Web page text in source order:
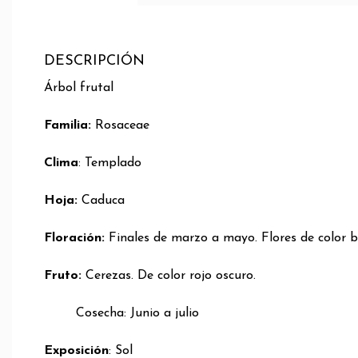
DESCRIPCIÓN
Árbol frutal
Familia: Rosaceae
Clima: Templado
Hoja: Caduca
Floración: Finales de marzo a mayo. Flores de color
Fruto: Cerezas. De color rojo oscuro.
Cosecha: Junio a julio
Exposición: Sol